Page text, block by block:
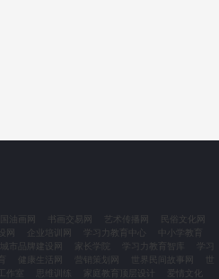
国油画网 书画交易网 艺术传播网
民俗文化网
网 企业培训网 学习力教育中心
中小学教育
城市品牌建设网 家长学院 学习力教育智库
学习
健康生活网 营销策划网 世界民间故事网
世
作室 思维训练 家庭教育顶层设计 爱情文化